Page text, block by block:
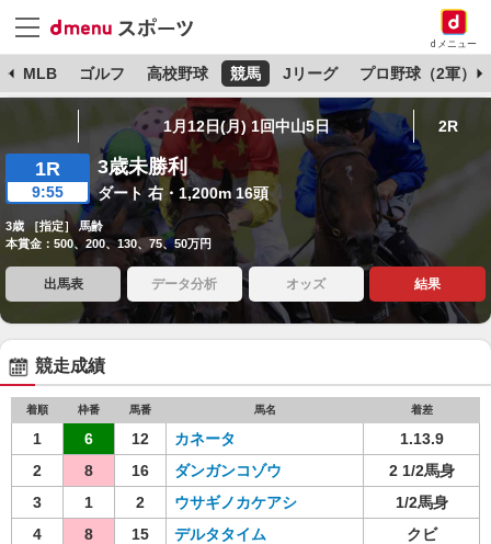
dメニュー
MLB ゴルフ 高校野球 競馬 Jリーグ プロ野球（2軍）
1月12日(月) 1回中山5日 2R
1R
9:55
3歳未勝利
ダート 右・1,200m 16頭
3歳 ［指定］ 馬齢
本賞金：500、200、130、75、50万円
出馬表 データ分析 オッズ 結果
競走成績
着順 枠番 馬番 馬名 着差
1 6 12 カネータ
1.13.9
2
8 16 ダンガンコゾウ
2 1/2馬身
3
1 2 ウサギノカケアシ
1/2馬身
4
8 15 デルタタイム
クビ